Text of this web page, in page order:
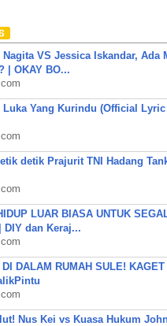
Nagita VS Jessica Iskandar, Ada
| OKAY BO...
Luka Yang Kurindu (Official
detik Prajurit TNI Hadang
LUAR BIASA UNTUK
DIY dan Keraj...
DALAM RUMAH SULE! KAGET
Nus Kei vs Kuasa Hukum